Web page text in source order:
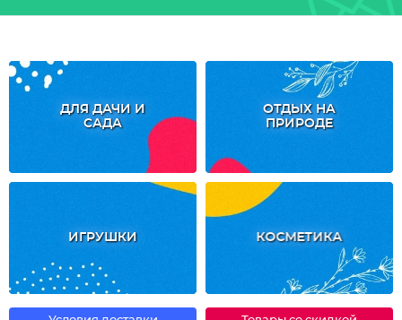
ДЛЯ ДАЧИ И
САДА
ОТДЫХ НА
ПРИРОДЕ
ИГРУШКИ КОСМЕТИКА